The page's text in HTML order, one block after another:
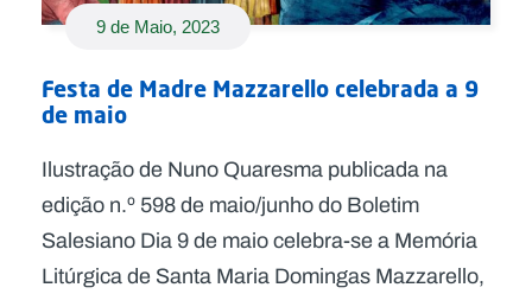
9 de Maio, 2023
Festa de Madre Mazzarello celebrada a 9
de maio
Ilustração de Nuno Quaresma publicada na
edição n.º 598 de maio/junho do Boletim
Salesiano Dia 9 de maio celebra-se a Memória
Litúrgica de Santa Maria Domingas Mazzarello,